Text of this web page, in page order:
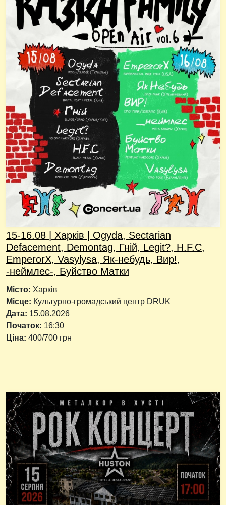
15-16.08 | Харків | Ogyda, Sectarian
Defacement, Demontag, Гній, Legit?, H.F.C,
EmperorX, Vasylysa, Як-небудь, Вир!,
-неймлес-, Буйство Матки
Місто: Харків
Місце: Культурно-громадський центр DRUK
Дата: 15.08.2026
Початок: 16:30
Ціна: 400/700 грн